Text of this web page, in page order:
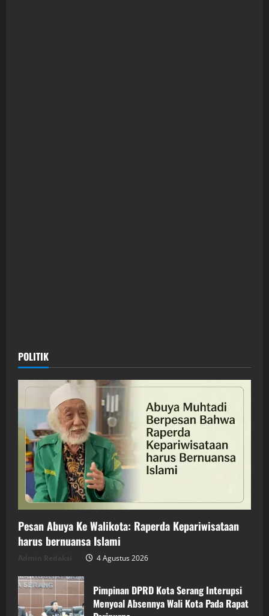
POLITIK
Pesan Abuya Ke Walikota: Raperda Kepariwisataan
harus bernuansa Islami
4 Agustus 2026
Pimpinan DPRD Kota Serang Interupsi
Menyoal Absennya Wali Kota Pada Rapat